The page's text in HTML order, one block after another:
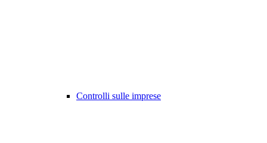
Controlli sulle imprese